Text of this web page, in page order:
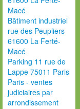
Macé
Bâtiment industriel
rue des Peupliers
61600 La Ferté-
Macé
Parking 11 rue de
Lappe 75011 Paris
Paris - ventes
judiciaires par
arrondissement